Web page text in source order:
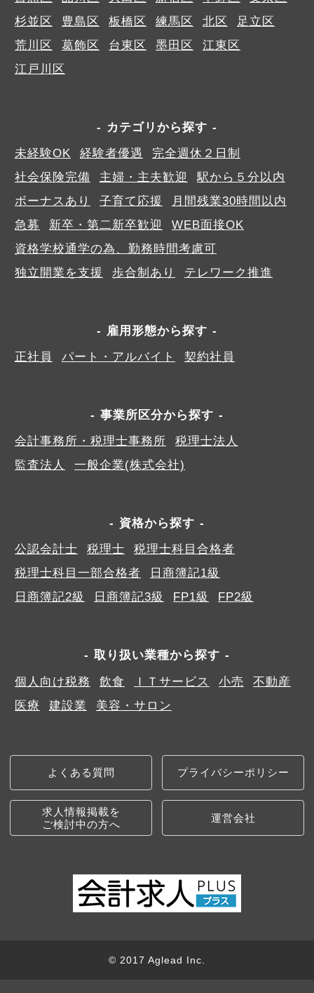
杉並区
豊島区 板橋区 練馬区 北区
足立区
荒川区
葛飾区 台東区 墨田区
江東区
江戸川区
カテゴリから探す
未経験OK
経験者優遇
完全週休２日制
社会保険完備
主婦・主夫歓迎
駅から５分以内
ボーナスあり
子育て応援
月間残業30時間以内
急募
新卒・第二新卒歓迎
WEB面接OK
資格学校通学の為、勤務時間考慮可
独立開業を支援
歩合制あり テレワーク推進
雇用形態から探す
正社員
パート・アルバイト 契約社員
事業所区分から探す
会計事務所・税理士事務所
税理士法人
監査法人
一般企業(株式会社)
資格から探す
公認会計士
税理士
税理士科目合格者
税理士科目一部合格者
日商簿記1級
日商簿記2級
日商簿記3級 FP1級 FP2級
取り扱い業種から探す
個人向け税務
飲食 ＩＴサービス 小売
不動産
医療
建設業 美容・サロン
よくある質問 プライバシーポリシー
求人情報掲載を
ご検討中の方へ
運営会社
© 2017 Aglead Inc.